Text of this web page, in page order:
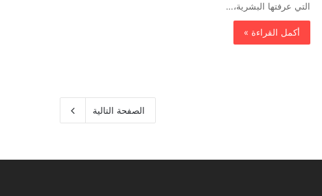
التي عرفتها البشرية،…
أكمل القراءة »
الصفحة التالية